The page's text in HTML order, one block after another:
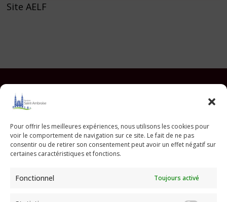
Pour offrir les meilleures expériences, nous utilisons les cookies pour
voir le comportement de navigation sur ce site. Le fait de ne pas
consentir ou de retirer son consentement peut avoir un effet négatif sur
certaines caractéristiques et fonctions.
Fonctionnel Toujours activé
Site AELF
Paroisse Saint Ambroise
33 avenue Parmentier - 75011 Paris
01 43 55 56 18